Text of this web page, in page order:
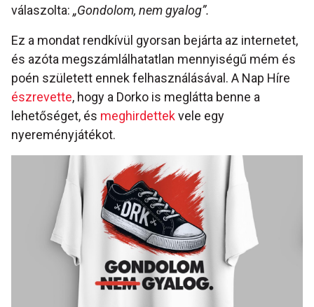
válaszolta: „Gondolom, nem gyalog”.
Ez a mondat rendkívül gyorsan bejárta az internetet,
és azóta megszámlálhatatlan mennyiségű mém és
poén született ennek felhasználásával. A Nap Híre
észrevette, hogy a Dorko is meglátta benne a
lehetőséget, és meghirdettekvele egy
nyereményjátékot.